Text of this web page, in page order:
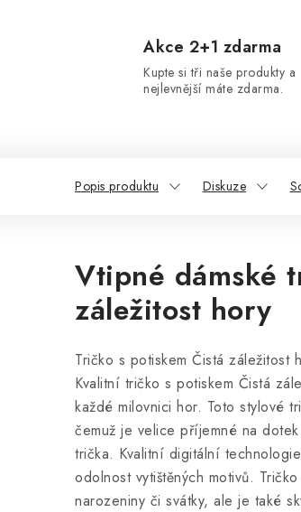
Akce 2+1 zdarma
Kupte si tři naše produkty a
nejlevnější máte zdarma.
Popis produktu Diskuze
Vtipné dámské
záležitost hory
Tričko s potiskem Čistá záležitost
Kvalitní tričko s potiskem Čistá
každé milovnici hor. Toto stylové
čemuž je velice příjemné na
trička. Kvalitní digitální
odolnost vytištěných motivů.
narozeniny či svátky, ale je také